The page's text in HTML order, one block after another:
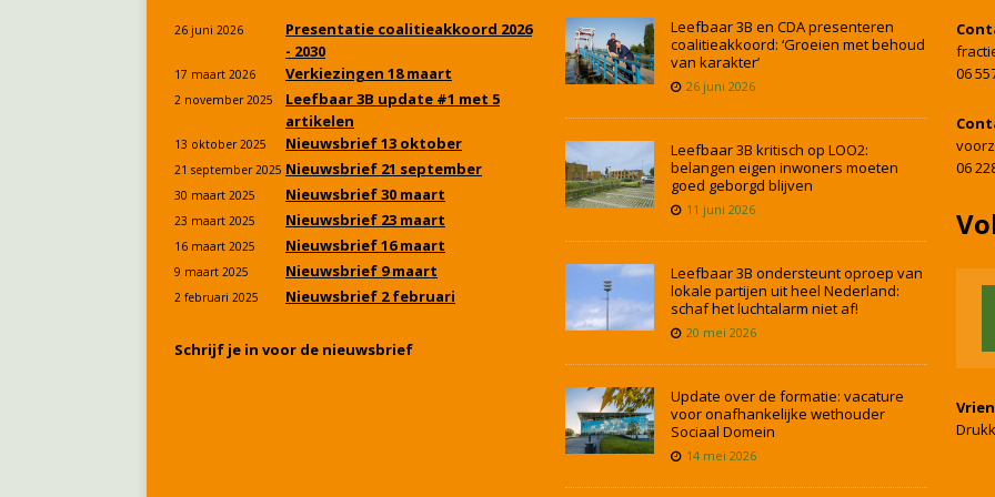
26 juni 2026
Presentatie coalitieakkoord 2026
- 2030
17 maart 2026 Verkiezingen 18 maart
2 november 2025
Leefbaar 3B update #1 met 5
artikelen
13 oktober 2025 Nieuwsbrief 13 oktober
21 september 2025 Nieuwsbrief 21 september
30 maart 2025 Nieuwsbrief 30 maart
23 maart 2025 Nieuwsbrief 23 maart
16 maart 2025 Nieuwsbrief 16 maart
9 maart 2025 Nieuwsbrief 9 maart
2 februari 2025 Nieuwsbrief 2 februari
Schrijf je in voor de nieuwsbrief
Leefbaar 3B en CDA presenteren
coalitieakkoord: ‘Groeien met behoud
van karakter’
26 juni 2026
Leefbaar 3B kritisch op LOO2:
belangen eigen inwoners moeten
goed geborgd blijven
11 juni 2026
Leefbaar 3B ondersteunt oproep van
lokale partijen uit heel Nederland:
schaf het luchtalarm niet af!
20 mei 2026
Update over de formatie: vacature
voor onafhankelijke wethouder
Sociaal Domein
14 mei 2026
06
06